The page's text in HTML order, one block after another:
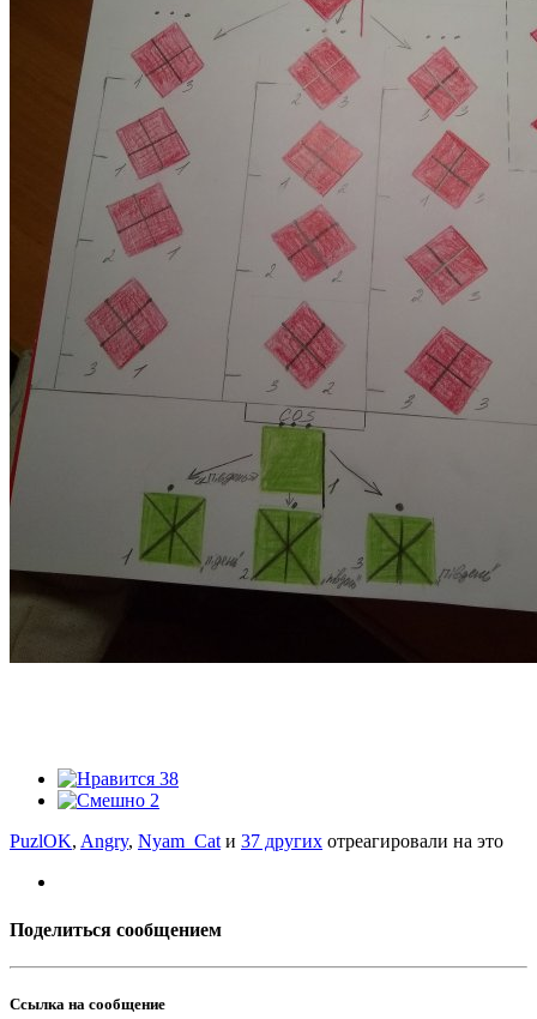
38
2
PuzlOK, Angry, Nyam_Cat и 37 других отреагировали на это
Поделиться сообщением
Ссылка на сообщение